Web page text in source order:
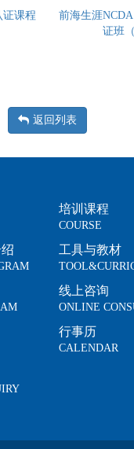
证课程
前海生涯
证班
返回列表
培训课程
COURSE
工具与教材
线上咨询
ONLINE
行事历
CALENDAR